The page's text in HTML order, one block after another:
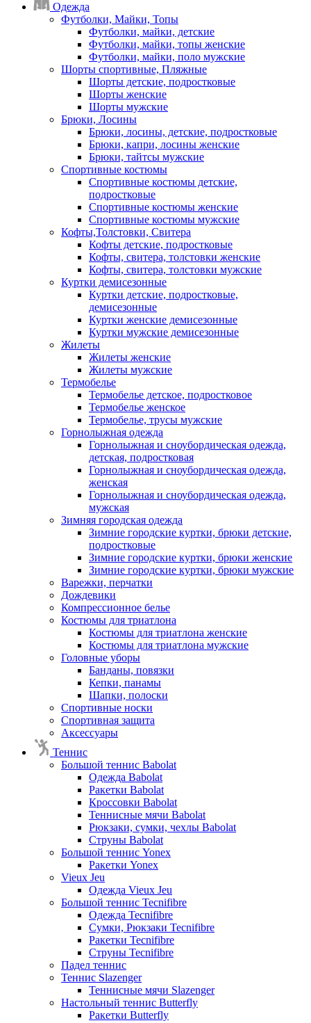
Одежда
Футболки, Майки, Топы
Футболки, майки, детские
Футболки, майки, топы женские
Футболки, майки, поло мужские
Шорты спортивные, Пляжные
Шорты детские, подростковые
Шорты женские
Шорты мужские
Брюки, Лосины
Брюки, лосины, детские, подростковые
Брюки, капри, лосины женские
Брюки, тайтсы мужские
Спортивные костюмы
Спортивные костюмы детские,
подростковые
Спортивные костюмы женские
Спортивные костюмы мужские
Кофты,Толстовки, Свитера
Кофты детские, подростковые
Кофты, свитера, толстовки женские
Кофты, свитера, толстовки мужские
Куртки демисезонные
Куртки детские, подростковые,
демисезонные
Куртки женские демисезонные
Куртки мужские демисезонные
Жилеты
Жилеты женские
Жилеты мужские
Термобелье
Термобелье детское, подростковое
Термобелье женское
Термобелье, трусы мужские
Горнолыжная одежда
Горнолыжная и сноубордическая одежда,
детская, подростковая
Горнолыжная и сноубордическая одежда,
женская
Горнолыжная и сноубордическая одежда,
мужская
Зимняя городская одежда
Зимние городские куртки, брюки детские,
подростковые
Зимние городские куртки, брюки женские
Зимние городские куртки, брюки мужские
Варежки, перчатки
Дождевики
Компрессионное белье
Костюмы для триатлона
Костюмы для триатлона женские
Костюмы для триатлона мужские
Головные уборы
Банданы, повязки
Кепки, панамы
Шапки, полоски
Спортивные носки
Спортивная защита
Аксессуары
Теннис
Большой теннис Babolat
Одежда Babolat
Ракетки Babolat
Кроссовки Babolat
Теннисные мячи Babolat
Рюкзаки, сумки, чехлы Babolat
Струны Babolat
Большой теннис Yonex
Ракетки Yonex
Vieux Jeu
Одежда Vieux Jeu
Большой теннис Tecnifibre
Одежда Tecnifibre
Сумки, Рюкзаки Tecnifibre
Ракетки Tecnifibre
Струны Tecnifibre
Падел теннис
Теннис Slazenger
Теннисные мячи Slazenger
Настольный теннис Butterfly
Ракетки Butterfly